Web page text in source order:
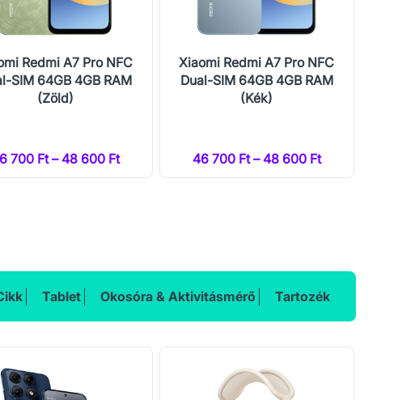
Redmi A7 Pro NFC
SIM 64GB 4GB RAM
(Zöld)
700 Ft – 48 600 Ft
Xiaomi Redmi A7 Pro NFC
Dual-SIM 64GB 4GB RAM
(Kék)
46 700 Ft – 48 600 Ft
Tablet Okosóra & Aktivitásmérő Tartozék